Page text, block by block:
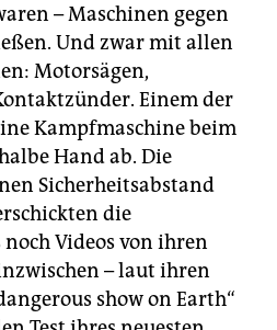
– Maschinen gegen
Und zwar mit allen
Motorsägen,
Einem der
Kampfmaschine beim
Hand ab. Die
Sicherheitsabstand
die
Videos von ihren
– laut ihren
show on Earth“